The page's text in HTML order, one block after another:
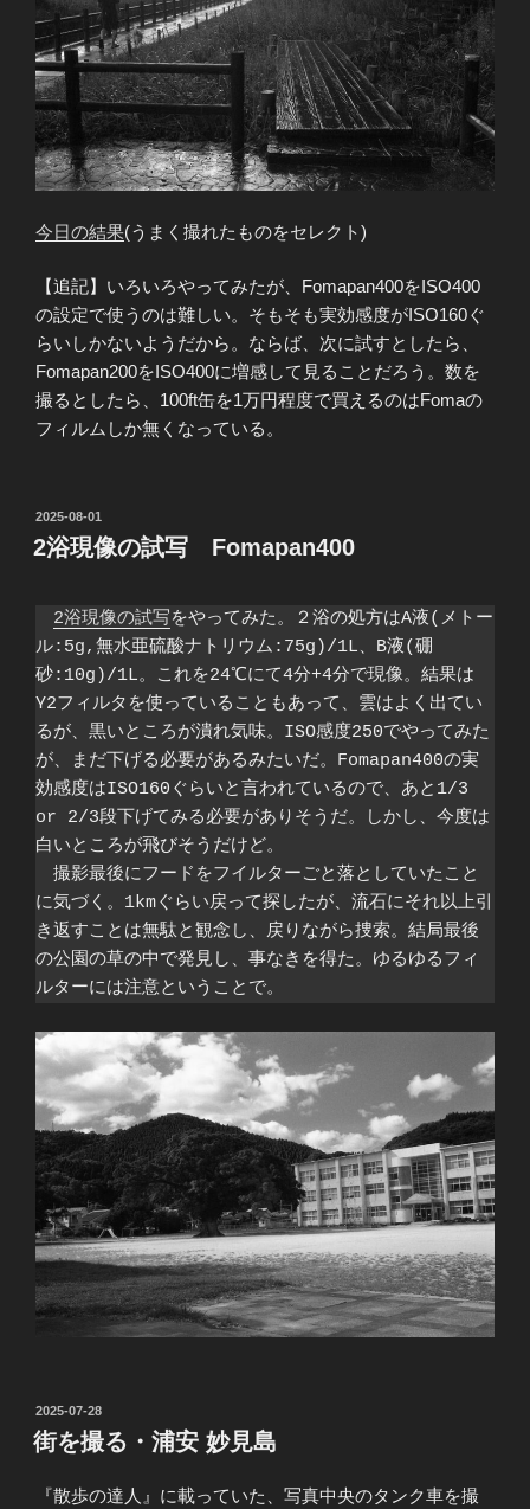
今日の結果(うまく撮れたものをセレクト)
【追記】いろいろやってみたが、Fomapan400をISO400
の設定で使うのは難しい。そもそも実効感度がISO160ぐ
らいしかないようだから。ならば、次に試すとしたら、
Fomapan200をISO400に増感して見ることだろう。数を
撮るとしたら、100ft缶を1万円程度で買えるのはFomaの
フィルムしか無くなっている。
投
稿
日:
2025-08-01
2浴現像の試写 Fomapan400
2浴現像の試写をやってみた。２浴の処方はA液(メトー
ル:5g,無水亜硫酸ナトリウム:75g)/1L、B液(硼
砂:10g)/1L。これを24℃にて4分+4分で現像。結果は
Y2フィルタを使っていることもあって、雲はよく出てい
るが、黒いところが潰れ気味。ISO感度250でやってみた
が、まだ下げる必要があるみたいだ。Fomapan400の実
効感度はISO160ぐらいと言われているので、あと1/3
or 2/3段下げてみる必要がありそうだ。しかし、今度は
白いところが飛びそうだけど。
撮影最後にフードをフイルターごと落としていたこと
に気づく。1kmぐらい戻って探したが、流石にそれ以上引
き返すことは無駄と観念し、戻りながら捜索。結局最後
の公園の草の中で発見し、事なきを得た。ゆるゆるフィ
ルターには注意ということで。
投
稿
日:
2025-07-28
街を撮る・浦安 妙見島
『散歩の達人』に載っていた、写真中央のタンク車を撮